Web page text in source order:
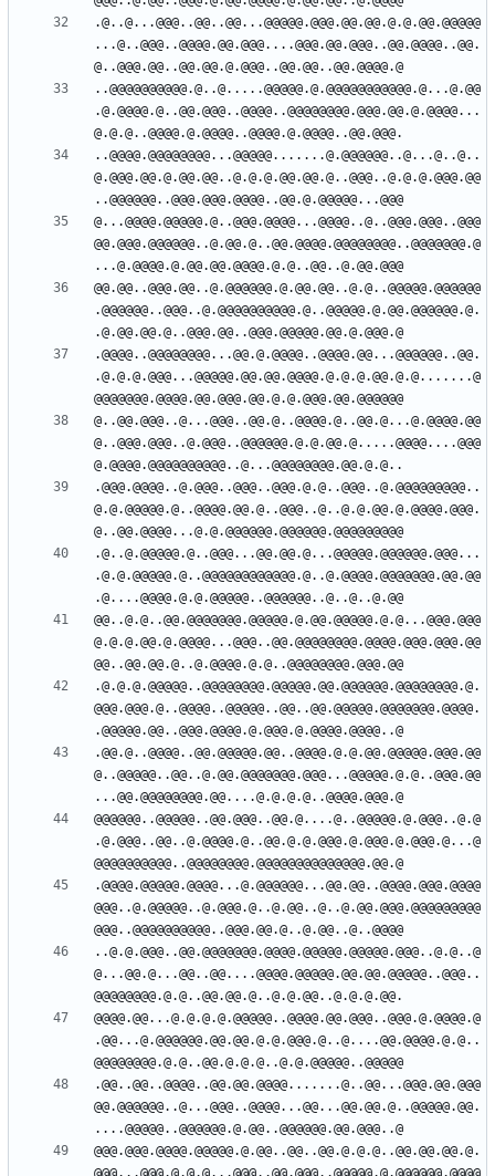
.@..@...@@@..@@..@@...@@@@@.@@@.@@.@@.@.@.@@.@@@@@
...@..@@@..@@@@.@@.@@@....@@@.@@.@@@..@@.@@@@..@@.
..@@@@@@@@@@.@..@.....@@@@@.@.@@@@@@@@@@@.@...@.@@
.@.@@@@.@..@@.@@@..@@@@..@@@@@@@@.@@@.@@.@.@@@@...
..@@@@.@@@@@@@@...@@@@@.......@.@@@@@@..@...@..@..
@.@@@.@@.@.@@.@@..@.@.@.@@.@@.@..@@@..@.@.@.@@@.@@
@...@@@@.@@@@@.@..@@@.@@@@...@@@@..@..@@@.@@@..@@@
@@.@@@.@@@@@@..@.@@.@..@@.@@@@.@@@@@@@@..@@@@@@@.@
@@.@@..@@@.@@..@.@@@@@@.@.@@.@@..@.@..@@@@@.@@@@@@
.@@@@@@..@@@..@.@@@@@@@@@@.@..@@@@@.@.@@.@@@@@@.@.
.@@@@..@@@@@@@@...@@.@.@@@@..@@@@.@@...@@@@@@..@@.
.@.@.@.@@@...@@@@@.@@.@@.@@@@.@.@.@.@@.@.@.......@
@..@@.@@@..@...@@@..@@.@..@@@@.@..@@.@...@.@@@@.@@
@..@@@.@@@..@.@@@..@@@@@@.@.@.@@.@.....@@@@....@@@
.@@@.@@@@..@.@@@..@@@..@@@.@.@..@@@..@.@@@@@@@@@..
@.@.@@@@@.@..@@@@.@@.@..@@@..@..@.@.@@.@.@@@@.@@@.
.@..@.@@@@@.@..@@@...@@.@@.@...@@@@@.@@@@@@.@@@...
.@.@.@@@@@.@..@@@@@@@@@@@@.@..@.@@@@.@@@@@@@.@@.@@
@@..@.@..@@.@@@@@@@.@@@@@.@.@@.@@@@@.@.@...@@@.@@@
@.@.@.@@.@.@@@@...@@@..@@.@@@@@@@@.@@@@.@@@.@@@.@@
.@.@.@.@@@@@..@@@@@@@@.@@@@@.@@.@@@@@@.@@@@@@@@.@.
@@@.@@@.@..@@@@..@@@@@..@@..@@.@@@@@.@@@@@@@.@@@@.
.@@.@..@@@@..@@.@@@@@.@@..@@@@.@.@.@@.@@@@@.@@@.@@
@..@@@@@..@@..@.@@.@@@@@@@.@@@...@@@@@.@.@..@@@.@@
@@@@@@..@@@@@..@@.@@@..@@.@....@..@@@@@.@.@@@..@.@
.@.@@@..@@..@.@@@@.@..@@.@.@.@@@.@.@@@.@.@@@.@...@
.@@@@.@@@@@.@@@@...@.@@@@@@...@@.@@..@@@@.@@@.@@@@
@@@..@.@@@@@..@.@@@.@..@.@@..@..@.@@.@@@.@@@@@@@@@
..@.@.@@@..@@.@@@@@@@.@@@@.@@@@@.@@@@@.@@@..@.@..@
@...@@.@...@@..@@....@@@@.@@@@@.@@.@@.@@@@@..@@@..
@@@@.@@...@.@.@.@.@@@@@..@@@@.@@.@@@..@@@.@.@@@@.@
.@@...@.@@@@@@.@@.@@.@.@.@@@.@..@....@@.@@@@.@.@..
.@@..@@..@@@@..@@.@@.@@@@.......@..@@...@@@.@@.@@@
@@.@@@@@@..@...@@@..@@@@...@@...@@.@@.@..@@@@@.@@.
@@@.@@@.@@@@.@@@@@.@.@@..@@..@@.@.@.@..@@.@@.@@.@.